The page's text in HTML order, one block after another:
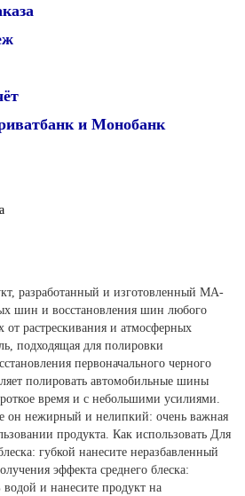
и Монобанк
разработанный и изготовленный MA-
шин и восстановления шин любого
растрескивания и атмосферных
подходящая для полировки
первоначального черного
полировать автомобильные шины
время и с небольшими усилиями.
он нежирный и нелипкий: очень важная
продукта. Как использовать Для
губкой нанесите неразбавленный
эффекта среднего блеска:
водой и нанесите продукт на